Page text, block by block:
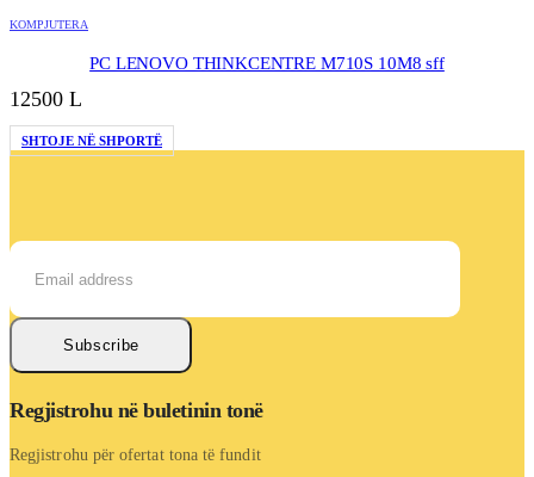
KOMPJUTERA
PC LENOVO THINKCENTRE M710S 10M8 sff
12500 L
SHTOJE NË SHPORTË
Subscribe
Regjistrohu në buletinin tonë
Regjistrohu për ofertat tona të fundit